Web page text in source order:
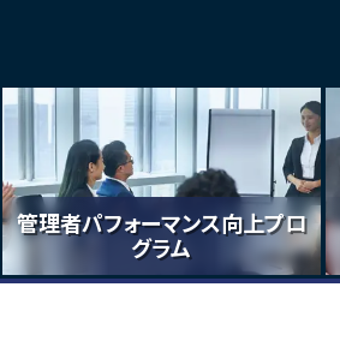
管理者パフォーマンス向上プロ
グラム